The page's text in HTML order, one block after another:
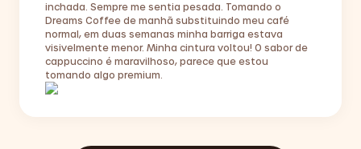
inchada. Sempre me sentia pesada. Tomando o
Dreams Coffee de manhã substituindo meu café
normal, em duas semanas minha barriga estava
visivelmente menor. Minha cintura voltou! O sabor de
cappuccino é maravilhoso, parece que estou
tomando algo premium.